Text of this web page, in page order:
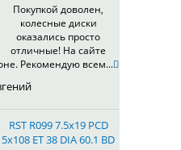
Покупкой доволен,
колесные диски
оказались просто
отличные! На сайте
Рекомендую всем...
RST R099 7.5x19 PCD
5x108 ET 38 DIA 60.1 BD